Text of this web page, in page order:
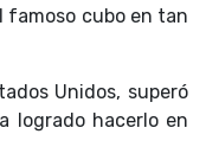
famoso cubo en tan
Unidos, superó
logrado hacerlo en